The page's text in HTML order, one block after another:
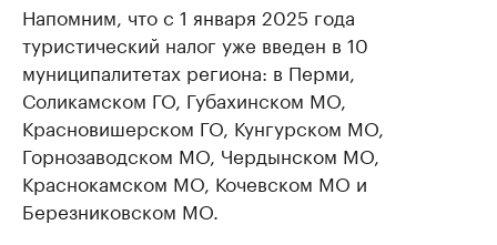
Напомним, что с 1 января 2025 года
туристический налог уже введен в 10
муниципалитетах региона: в Перми,
Соликамском ГО, Губахинском МО,
Красновишерском ГО, Кунгурском МО,
Горнозаводском МО, Чердынском МО,
Краснокамском МО, Кочевском МО и
Березниковском МО.